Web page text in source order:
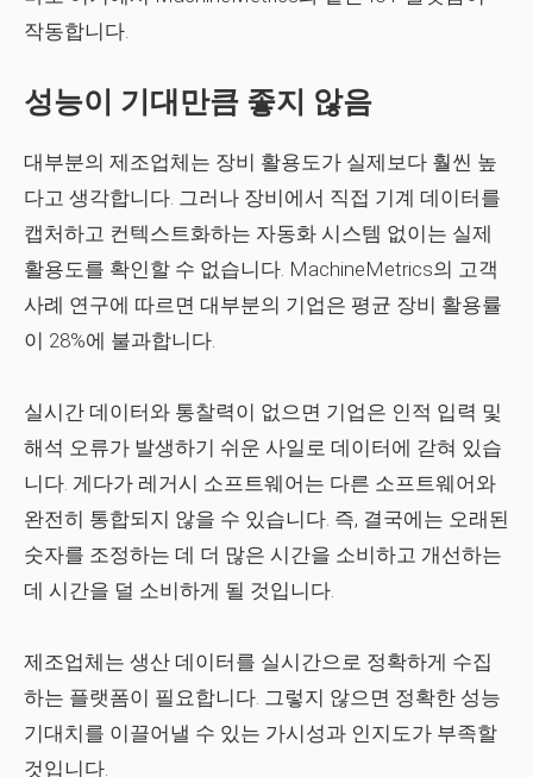
작동합니다.
성능이 기대만큼 좋지 않음
대부분의 제조업체는 장비 활용도가 실제보다 훨씬 높
다고 생각합니다. 그러나 장비에서 직접 기계 데이터를
캡처하고 컨텍스트화하는 자동화 시스템 없이는 실제
활용도를 확인할 수 없습니다. MachineMetrics의 고객
사례 연구에 따르면 대부분의 기업은 평균 장비 활용률
이 28%에 불과합니다.
실시간 데이터와 통찰력이 없으면 기업은 인적 입력 및
해석 오류가 발생하기 쉬운 사일로 데이터에 갇혀 있습
니다. 게다가 레거시 소프트웨어는 다른 소프트웨어와
완전히 통합되지 않을 수 있습니다. 즉, 결국에는 오래된
숫자를 조정하는 데 더 많은 시간을 소비하고 개선하는
데 시간을 덜 소비하게 될 것입니다.
제조업체는 생산 데이터를 실시간으로 정확하게 수집
하는 플랫폼이 필요합니다. 그렇지 않으면 정확한 성능
기대치를 이끌어낼 수 있는 가시성과 인지도가 부족할
것입니다.